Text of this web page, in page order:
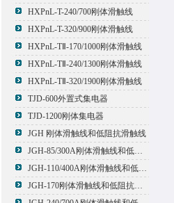
HXPnL-T-240/700刚体滑触线
HXPnL-T-320/900刚体滑触线
HXPnL-TⅡ-170/1000刚体滑触线
HXPnL-TⅡ-240/1300刚体滑触线
HXPnL-TⅡ-320/1900刚体滑触线
TJD-600外置式集电器
TJD-1200刚体集电器
JGH 刚体滑触线和低阻抗滑触线
JGH-85/300A刚体滑触线和低阻抗滑触线
JGH-110/400A刚体滑触线和低阻抗滑触线
JGH-170刚体滑触线和低阻抗滑触线